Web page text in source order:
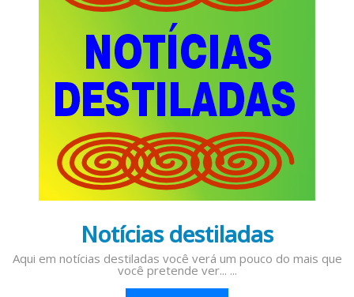
Notícias destiladas
Aqui em notícias destiladas você verá um pouco do mais que
você pretende ver... ...